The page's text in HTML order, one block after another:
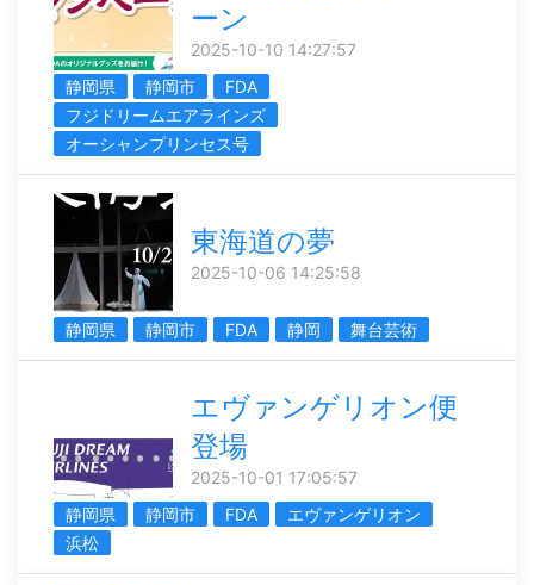
ーン
2025-10-10 14:27:57
静岡県
静岡市
FDA
フジドリームエアラインズ
オーシャンプリンセス号
東海道の夢
2025-10-06 14:25:58
静岡県 静岡市 FDA 静岡 舞台芸術
エヴァンゲリオン便
登場
2025-10-01 17:05:57
静岡県
静岡市 FDA
エヴァンゲリオン
浜松